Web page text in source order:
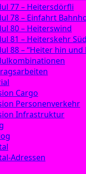
77 – Heitersdörfli
78 – Einfahrt
80 – Heiterswind
81 – Heiterskehr Süd
88 – “Heiter hin und
Cargo
Personenverkehr
Infrastruktur
Adressen